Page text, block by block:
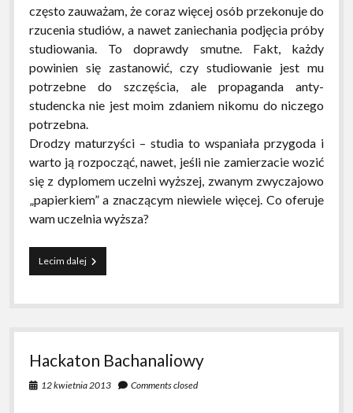
często zauważam, że coraz więcej osób przekonuje do
rzucenia studiów, a nawet zaniechania podjęcia próby
studiowania. To doprawdy smutne. Fakt, każdy
powinien się zastanowić, czy studiowanie jest mu
potrzebne do szczęścia, ale propaganda anty-
studencka nie jest moim zdaniem nikomu do niczego
potrzebna.
Drodzy maturzyści – studia to wspaniała przygoda i
warto ją rozpocząć, nawet, jeśli nie zamierzacie wozić
się z dyplomem uczelni wyższej, zwanym zwyczajowo
„papierkiem” a znaczącym niewiele więcej. Co oferuje
wam uczelnia wyższa?
Lecim dalejDawać
na
Hackaton Bachanaliowy
12 kwietnia 2013 Comments closed